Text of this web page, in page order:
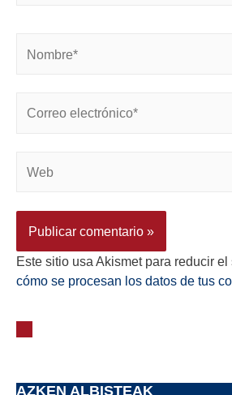
Este sitio usa Akismet para reducir el
cómo se procesan los datos de tus
AZKEN ALBISTEAK